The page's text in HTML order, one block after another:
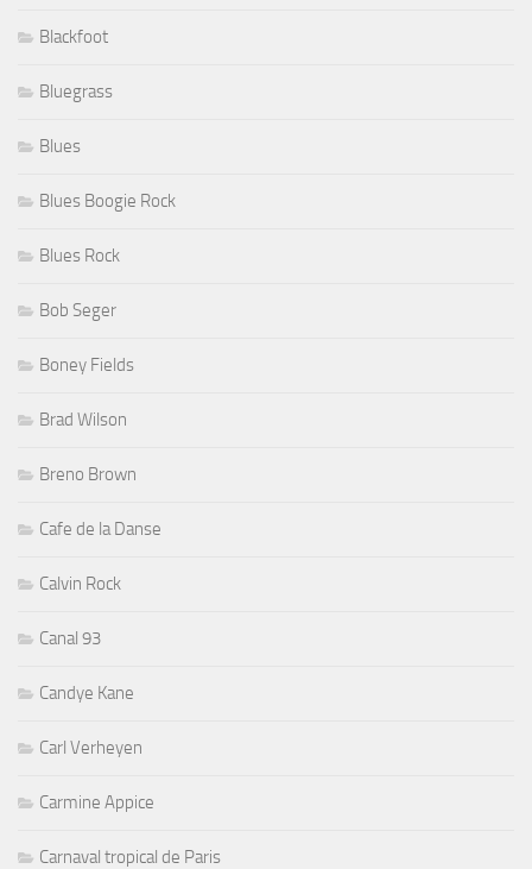
Blackfoot
Bluegrass
Blues
Blues Boogie Rock
Blues Rock
Bob Seger
Boney Fields
Brad Wilson
Breno Brown
Cafe de la Danse
Calvin Rock
Canal 93
Candye Kane
Carl Verheyen
Carmine Appice
Carnaval tropical de Paris